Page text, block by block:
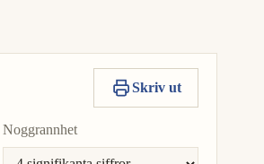
Skriv ut
Noggrannhet